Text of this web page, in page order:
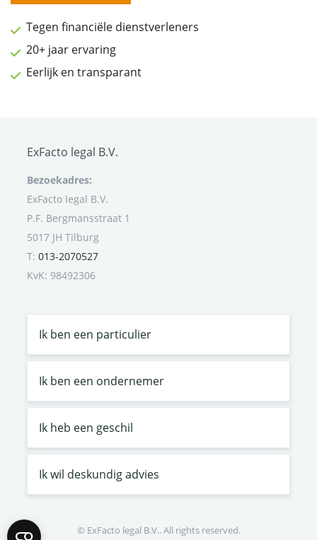
Tegen financiële dienstverleners
20+ jaar ervaring
Eerlijk en transparant
ExFacto legal B.V.
Bezoekadres:
ExFacto legal B.V.
P.F. Bergmansstraat 1
5017 JH Tilburg
T: 013-2070527
KvK: 98492306
Ik ben een particulier
Ik ben een ondernemer
Ik heb een geschil
Ik wil deskundig advies
© ExFacto legal B.V.. All rights reserved.